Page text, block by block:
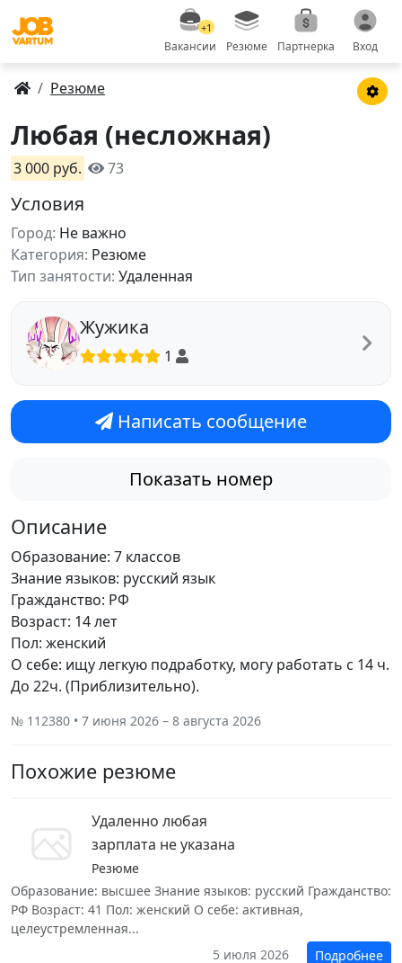
+1
Вакансии Резюме Партнерка Вход
Резюме
Любая (несложная)
3 000 руб. 73
Условия
Город: Не важно
Категория: Резюме
Тип занятости: Удаленная
Жужика
1
Написать сообщение
Показать номер
Описание
Образование: 7 классов
Знание языков: русский язык
Гражданство: РФ
Возраст: 14 лет
Пол: женский
О себе: ищу легкую подработку, могу работать с 14 ч.
До 22ч. (Приблизительно).
№ 112380 • 7 июня 2026 – 8 августа 2026
Похожие резюме
Удаленно любая
зарплата не указана
Резюме
Образование: высшее Знание языков: русский Гражданство:
РФ Возраст: 41 Пол: женский О себе: активная,
целеустремленная...
5 июля 2026
Подробнее